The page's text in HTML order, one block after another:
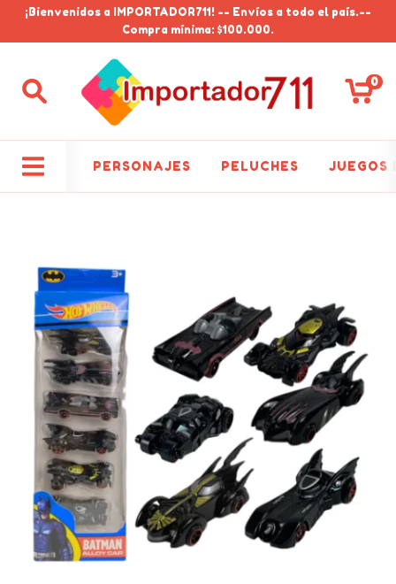
¡Bienvenidos a IMPORTADOR711! -- Envíos a todo el país.--
Compra mínima: $100.000.
0
PERSONAJES PELUCHES JUEGOS